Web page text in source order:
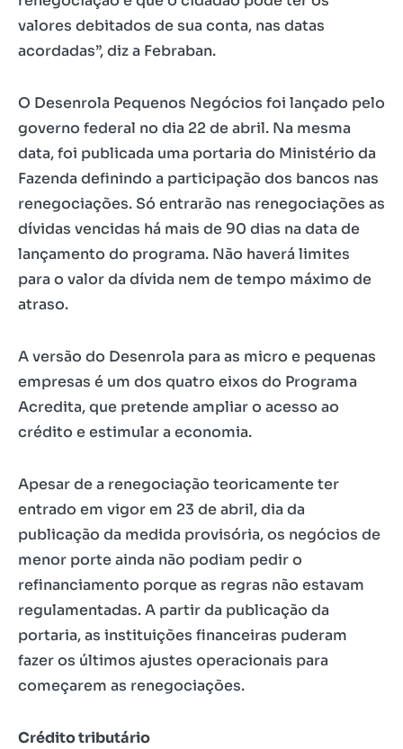
valores debitados de sua conta, nas datas
acordadas”, diz a Febraban.
O Desenrola Pequenos Negócios foi lançado pelo
governo federal no dia 22 de abril. Na mesma
data, foi publicada uma portaria do Ministério da
Fazenda definindo a participação dos bancos nas
renegociações. Só entrarão nas renegociações as
dívidas vencidas há mais de 90 dias na data de
lançamento do programa. Não haverá limites
para o valor da dívida nem de tempo máximo de
atraso.
A versão do Desenrola para as micro e pequenas
empresas é um dos quatro eixos do Programa
Acredita, que pretende ampliar o acesso ao
crédito e estimular a economia.
Apesar de a renegociação teoricamente ter
entrado em vigor em 23 de abril, dia da
publicação da medida provisória, os negócios de
menor porte ainda não podiam pedir o
refinanciamento porque as regras não estavam
regulamentadas. A partir da publicação da
portaria, as instituições financeiras puderam
fazer os últimos ajustes operacionais para
começarem as renegociações.
Crédito tributário